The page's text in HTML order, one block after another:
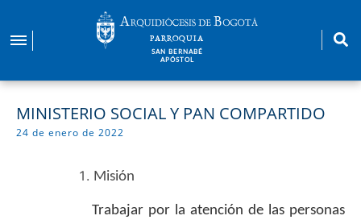
contenido
PARROQUIA
SAN BERNABÉ
APÓSTOL
MINISTERIO SOCIAL Y PAN COMPARTIDO
24 de enero de 2022
Misión
Trabajar por la atención de las personas